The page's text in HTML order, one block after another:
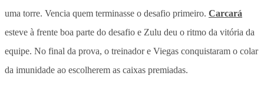
uma torre. Vencia quem terminasse o desafio primeiro. Carcará
esteve à frente boa parte do desafio e Zulu deu o ritmo da vitória da
equipe. No final da prova, o treinador e Viegas conquistaram o colar
da imunidade ao escolherem as caixas premiadas.